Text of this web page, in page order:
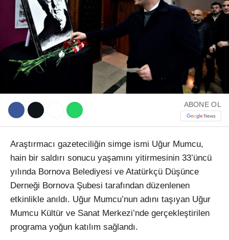
TikTok
ABONE OL
Araştırmacı gazeteciliğin simge ismi Uğur Mumcu,
hain bir saldırı sonucu yaşamını yitirmesinin 33’üncü
yılında Bornova Belediyesi ve Atatürkçü Düşünce
Derneği Bornova Şubesi tarafından düzenlenen
etkinlikle anıldı. Uğur Mumcu’nun adını taşıyan Uğur
Mumcu Kültür ve Sanat Merkezi’nde gerçekleştirilen
programa yoğun katılım sağlandı.